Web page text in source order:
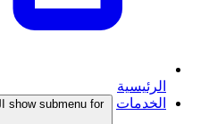
الرئيسية
الخدمات
show submenu for الخدمات